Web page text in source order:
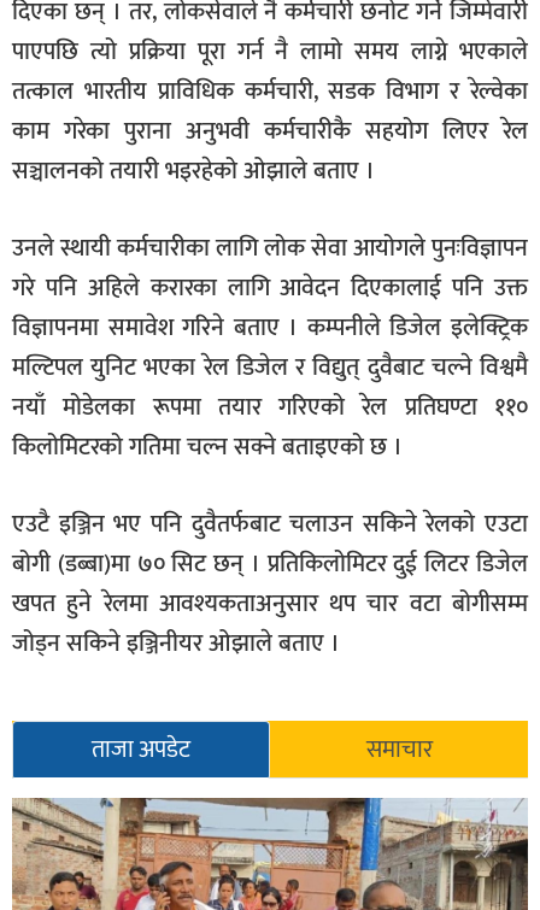
दिएका छन् । तर, लोकसेवाले नै कर्मचारी छनोट गर्ने जिम्मेवारी
पाएपछि त्यो प्रक्रिया पूरा गर्न नै लामो समय लाग्ने भएकाले
तत्काल भारतीय प्राविधिक कर्मचारी, सडक विभाग र रेल्वेका
काम गरेका पुराना अनुभवी कर्मचारीकै सहयोग लिएर रेल
सञ्चालनको तयारी भइरहेको ओझाले बताए ।
उनले स्थायी कर्मचारीका लागि लोक सेवा आयोगले पुनःविज्ञापन
गरे पनि अहिले करारका लागि आवेदन दिएकालाई पनि उक्त
विज्ञापनमा समावेश गरिने बताए । कम्पनीले डिजेल इलेक्ट्रिक
मल्टिपल युनिट भएका रेल डिजेल र विद्युत् दुवैबाट चल्ने विश्वमै
नयाँ मोडेलका रूपमा तयार गरिएको रेल प्रतिघण्टा ११०
किलोमिटरको गतिमा चल्न सक्ने बताइएको छ ।
एउटै इञ्जिन भए पनि दुवैतर्फबाट चलाउन सकिने रेलको एउटा
बोगी (डब्बा)मा ७० सिट छन् । प्रतिकिलोमिटर दुई लिटर डिजेल
खपत हुने रेलमा आवश्यकताअनुसार थप चार वटा बोगीसम्म
जोड्न सकिने इञ्जिनीयर ओझाले बताए ।
ताजा अपडेट समाचार